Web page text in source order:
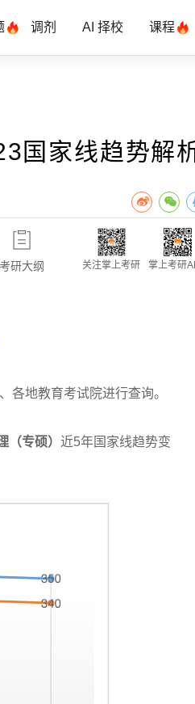
调剂 AI 择校 课程
国家线趋势解
考研大纲 关注掌上考研 掌上考研
地教育考试院进行查询。
（专硕） 近5年国家线趋势变